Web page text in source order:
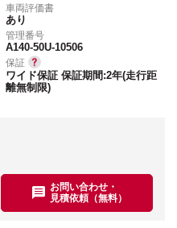
車両評価書
あり
管理番号
A140-50U-10506
保証
ワイド保証 保証期間:2年(走行距
離無制限)
お問い合わせ・
見積依頼（無料）